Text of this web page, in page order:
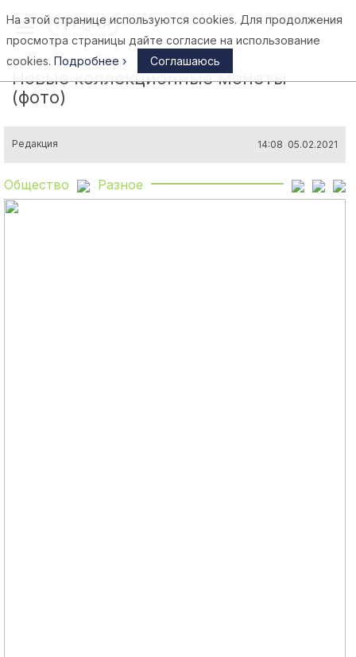
Афины
Новые коллекционные монеты
(фото)
Редакция 14:08 05.02.2021
Общество Разное
На этой странице используются cookies. Для продолжения
просмотра страницы дайте согласие на использование
cookies. Подробнее › Соглашаюсь